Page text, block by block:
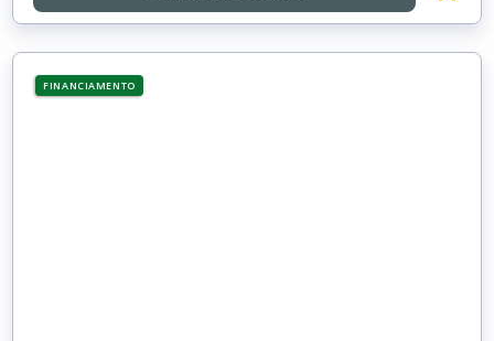
FINANCIAMENTO